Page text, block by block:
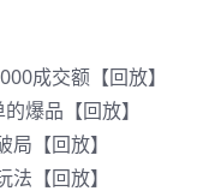
成交额【回放】
爆品【回放】
局【回放】
法【回放】